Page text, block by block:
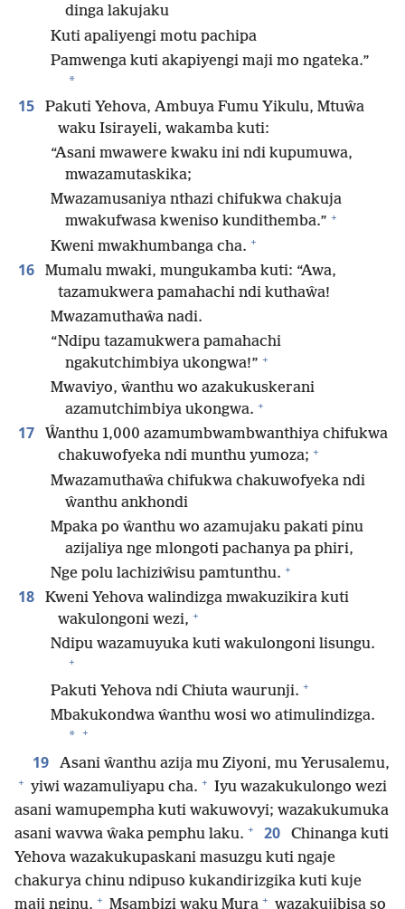
dinga lakujaku
Kuti apaliyengi motu pachipa
Pamwenga kuti akapiyengi maji mo ngateka.”
*
15
Pakuti Yehova, Ambuya Fumu Yikulu, Mtuŵa
waku Isirayeli, wakamba kuti:
“Asani mwawere kwaku ini ndi kupumuwa,
mwazamutaskika;
Mwazamusaniya nthazi chifukwa chakuja
mwakufwasa kweniso kundithemba.” +
Kweni mwakhumbanga cha. +
16
Mumalu mwaki, mungukamba kuti: “Awa,
tazamukwera pamahachi ndi kuthaŵa!
Mwazamuthaŵa nadi.
“Ndipu tazamukwera pamahachi
ngakutchimbiya ukongwa!” +
Mwaviyo, ŵanthu wo azakukuskerani
azamutchimbiya ukongwa. +
17
Ŵanthu 1,000 azamumbwambwanthiya chifukwa
chakuwofyeka ndi munthu yumoza; +
Mwazamuthaŵa chifukwa chakuwofyeka ndi
ŵanthu ankhondi
Mpaka po ŵanthu wo azamujaku pakati pinu
azijaliya nge mlongoti pachanya pa phiri,
Nge polu lachiziŵisu pamtunthu. +
18
Kweni Yehova walindizga mwakuzikira kuti
wakulongoni wezi, +
Ndipu wazamuyuka kuti wakulongoni lisungu.
+
Pakuti Yehova ndi Chiuta waurunji. +
Mbakukondwa ŵanthu wosi wo atimulindizga.
* +
19 Asani ŵanthu azija mu Ziyoni, mu Yerusalemu,
+ yiwi wazamuliyapu cha. + Iyu wazakukulongo wezi
asani wamupempha kuti wakuwovyi; wazakukumuka
asani wavwa ŵaka pemphu laku. + 20
Chinanga kuti
Yehova wazakukupaskani masuzgu kuti ngaje
chakurya chinu ndipuso kukandirizgika kuti kuje
maji nginu, + Msambizi waku Mura + wazakujibisa so